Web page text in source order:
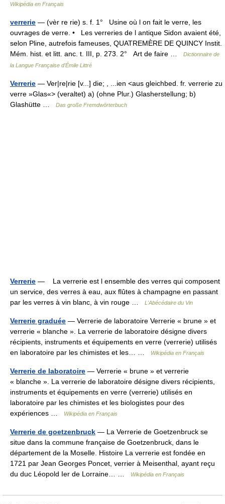
Wikipédia en Français
verrerie — (vèr re rie) s. f. 1° Usine où l on fait le verre, les
ouvrages de verre. • Les verreries de l antique Sidon avaient été,
selon Pline, autrefois fameuses, QUATREMÈRE DE QUINCY Instit.
Mém. hist. et litt. anc. t. III, p. 273. 2° Art de faire …
Dictionnaire de
la Langue Française d'Émile Littré
Verrerie — Ver|re|rie [v...] die; , ...ien <aus gleichbed. fr. verrerie zu
verre »Glas«> (veraltet) a) (ohne Plur.) Glasherstellung; b)
Glashütte …
Das große Fremdwörterbuch
Verrerie — La verrerie est l ensemble des verres qui composent
un service, des verres à eau, aux flûtes à champagne en passant
par les verres à vin blanc, à vin rouge …
L'Abécédaire du Vin
Verrerie graduée — Verrerie de laboratoire Verrerie « brune » et
verrerie « blanche ». La verrerie de laboratoire désigne divers
récipients, instruments et équipements en verre (verrerie) utilisés
en laboratoire par les chimistes et les… …
Wikipédia en Français
Verrerie de laboratoire — Verrerie « brune » et verrerie
« blanche ». La verrerie de laboratoire désigne divers récipients,
instruments et équipements en verre (verrerie) utilisés en
laboratoire par les chimistes et les biologistes pour des
expériences …
Wikipédia en Français
Verrerie de goetzenbruck — La Verrerie de Goetzenbruck se
situe dans la commune française de Goetzenbruck, dans le
département de la Moselle. Histoire La verrerie est fondée en
1721 par Jean Georges Poncet, verrier à Meisenthal, ayant reçu
du duc Léopold Ier de Lorraine… …
Wikipédia en Français